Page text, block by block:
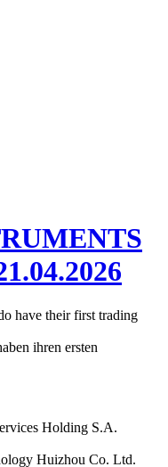
have their first trading
ihren ersten
Holding S.A.
Huizhou Co. Ltd.